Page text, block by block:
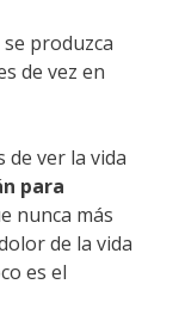
produzca
de vez en
de ver la vida
para
nunca más
de la vida
es el